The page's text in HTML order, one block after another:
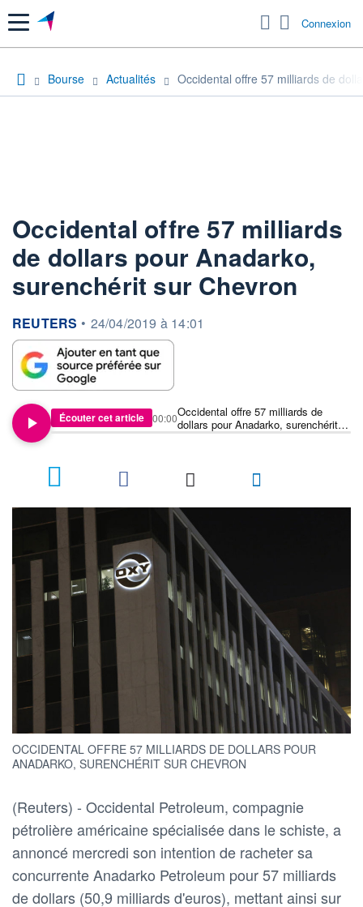
Menu Connexion
Bourse Actualités Occidental offre 57 milliards de
Occidental offre 57 milliards
de dollars pour Anadarko,
surenchérit sur Chevron
information fournie par
REUTERS • 24/04/2019 à 14:01
Écouter cet article
Occidental offre 57 milliards de
dollars pour Anadarko, surenchérit
sur Chevron
00:00
OCCIDENTAL OFFRE 57 MILLIARDS DE DOLLARS POUR
ANADARKO, SURENCHÉRIT SUR CHEVRON
(Reuters) - Occidental Petroleum, compagnie
pétrolière américaine spécialisée dans le schiste, a
annoncé mercredi son intention de racheter sa
concurrente Anadarko Petroleum pour 57 milliards
de dollars (50,9 milliards d'euros), mettant ainsi sur